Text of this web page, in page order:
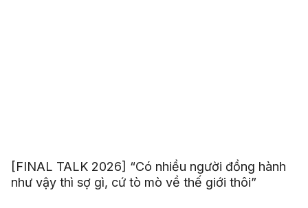
[FINAL TALK 2026] “Có nhiều người đồng hành
như vậy thì sợ gì, cứ tò mò về thế giới thôi”